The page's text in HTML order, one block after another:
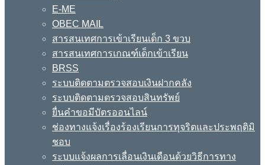
E-ME
OBEC MAIL
สารสนเทศการเข้าเรียนเด็ก 3 ขวบ
สารสนเทศการเกณฑ์เด็กเข้าเรียน
BRSS
ระบบติดตามตรวจสอบเงินฝากคลัง
ระบบติดตามตรวจสอบสินทรัพย์
ยื่นคำขอมีบัตรออนไลน์
ช่องทางแจ้งเรื่องร้องเรียนการทุจริตและประพฤติมิ
ชอบ
ระบบแจ้งผลการเลื่อนเงินเดือนด้วยวิธีการทาง